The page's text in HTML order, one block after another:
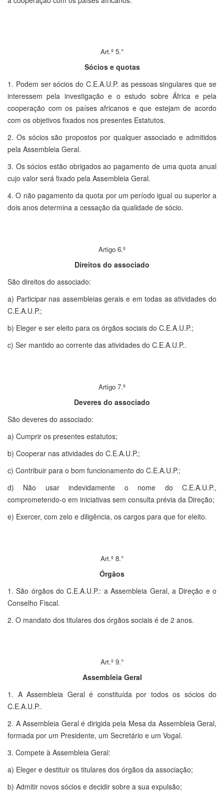
Art.º 5.°
Sócios e quotas
1. Podem ser sócios do C.E.A.U.P. as pessoas singulares que se
interessem pela investigação e o estudo sobre África e pela
cooperação com os países africanos e que estejam de acordo
com os objetivos fixados nos presentes Estatutos.
2. Os sócios são propostos por qualquer associado e admitidos
pela Assembleia Geral.
3. Os sócios estão obrigados ao pagamento de uma quota anual
cujo valor será fixado pela Assembleia Geral.
4. O não pagamento da quota por um período igual ou superior a
dois anos determina a cessação da qualidade de sócio.
Artigo 6.º
Direitos do associado
São direitos do associado:
a) Participar nas assembleias gerais e em todas as atividades do
C.E.A.U.P.;
b) Eleger e ser eleito para os órgãos sociais do C.E.A.U.P.;
c) Ser mantido ao corrente das atividades do C.E.A.U.P..
Artigo 7.º
Deveres do associado
São deveres do associado:
a) Cumprir os presentes estatutos;
b) Cooperar nas atividades do C.E.A.U.P.;
c) Contribuir para o bom funcionamento do C.E.A.U.P.;
d) Não usar indevidamente o nome do C.E.A.U.P.,
comprometendo-o em iniciativas sem consulta prévia da Direção;
e) Exercer, com zelo e diligência, os cargos para que for eleito.
Art.º 8.°
Órgãos
1. São órgãos do C.E.A.U.P.: a Assembleia Geral, a Direção e o
Conselho Fiscal.
2. O mandato dos titulares dos órgãos sociais é de 2 anos.
Art.º 9.°
Assembleia Geral
1. A Assembleia Geral é constituída por todos os sócios do
C.E.A.U.P..
2. A Assembleia Geral é dirigida pela Mesa da Assembleia Geral,
formada por um Presidente, um Secretário e um Vogal.
3. Compete à Assembleia Geral:
a) Eleger e destituir os titulares dos órgãos da associação;
b) Admitir novos sócios e decidir sobre a sua expulsão;